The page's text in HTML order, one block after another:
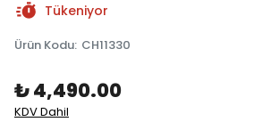
Tükeniyor
Ürün Kodu: CH11330
₺ 4,490.00
KDV Dahil